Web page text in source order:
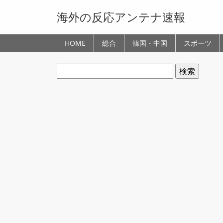
海外の反応アンテナ速報
HOME 総合 韓国・中国 スポーツ
索: